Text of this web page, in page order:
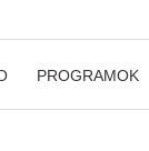
PROGRAMOK